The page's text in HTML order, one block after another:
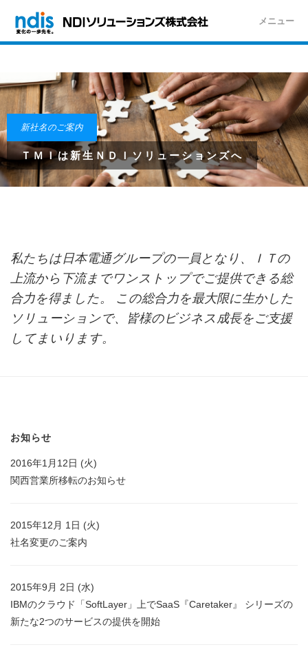
メニュー
新社名のご案内
ＴＭＩは新生ＮＤＩソリューションズへ
私たちは日本電通グループの一員となり、ＩＴの
上流から下流までワンストップでご提供できる総
合力を得ました。 この総合力を最大限に生かした
ソリューションで、皆様のビジネス成長をご支援
してまいります。
お知らせ
2016年1月12日 (火)
関西営業所移転のお知らせ
2015年12月 1日 (火)
社名変更のご案内
2015年9月 2日 (水)
IBMのクラウド「SoftLayer」上でSaaS『Caretaker』 シリーズの
新たな2つのサービスの提供を開始